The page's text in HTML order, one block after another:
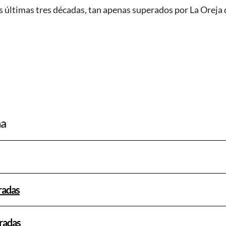
tres décadas, tan apenas superados por La Oreja